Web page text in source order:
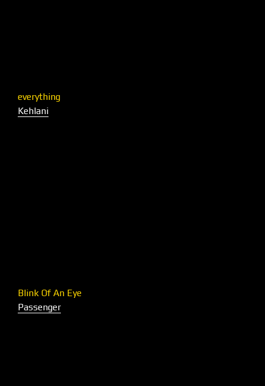
everything
Kehlani
Blink Of An Eye
Passenger